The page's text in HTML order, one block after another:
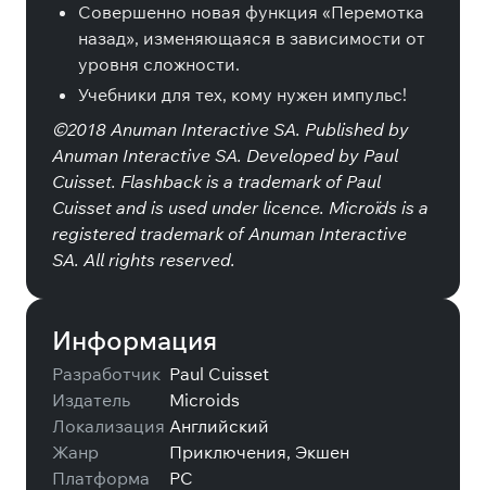
Совершенно новая функция «Перемотка
назад», изменяющаяся в зависимости от
уровня сложности.
Учебники для тех, кому нужен импульс!
©2018 Anuman Interactive SA. Published by
Anuman Interactive SA. Developed by Paul
Cuisset. Flashback is a trademark of Paul
Cuisset and is used under licence. Microïds is a
registered trademark of Anuman Interactive
SA. All rights reserved.
Информация
Разработчик Paul Cuisset
Издатель
Microids
Локализация Английский
Жанр
Приключения, Экшен
Платформа
PC